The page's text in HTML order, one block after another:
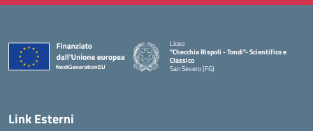
Liceo
"Checchia Rispoli - Tondi"- Scientifico e
Classico
San Severo (FG)
Link Esterni